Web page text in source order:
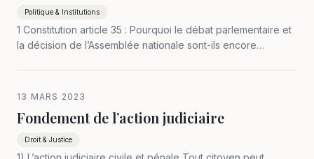
Politique & Institutions
1 Constitution article 35 : Pourquoi le débat parlementaire et
la décision de l’Assemblée nationale sont-ils encore
soit en Ukraine même :…
13 MARS 2023
Fondement de l’action judiciaire
Droit & Justice